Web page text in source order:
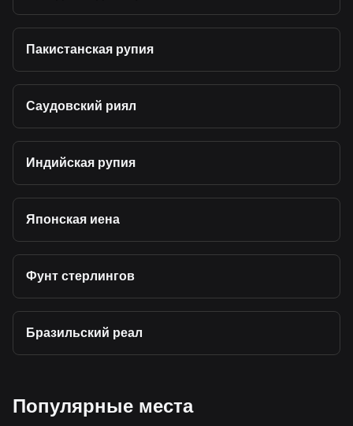
Пакистанская рупия
Саудовский риял
Индийская рупия
Японская иена
Фунт стерлингов
Бразильский реал
Популярные места